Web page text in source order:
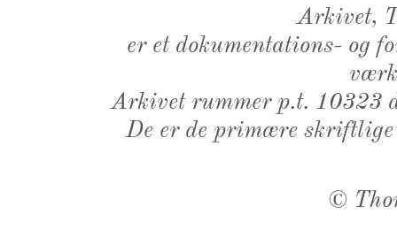
Arkivet,
er et dokumentations- og
Arkivet rummer p.t. 10323
De er de primære
©